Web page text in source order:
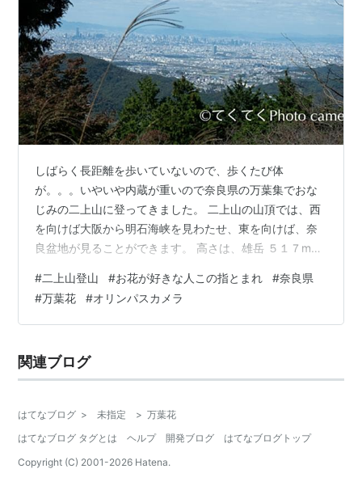
しばらく長距離を歩いていないので、歩くたび体
が。。。いやいや内蔵が重いので奈良県の万葉集でおな
じみの二上山に登ってきました。 二上山の山頂では、西
を向けば大阪から明石海峡を見わたせ、東を向けば、奈
良盆地が見ることができます。 高さは、雄岳 ５１７m、
人までプチ登山として楽しめる山です。 西側に大阪、東
側に奈良盆地が眺められる二上山では、山の峠にまつわ
るお話『大和カエルと河内のカエル』があります。（当
阪越えあたりだと思われます） 大和と河内のそれぞれの
カエル達が出会いお互いの町を眺めたお話です。 …
#二上山登山 #お花が好きな人この指とまれ #奈良県
#万葉花 #オリンパスカメラ
関連ブログ
はてなブログ > 未指定 > 万葉花
はてなブログ タグとは
ヘルプ 開発ブログ
はてなブログトップ
Copyright (C) 2001-2026 Hatena.